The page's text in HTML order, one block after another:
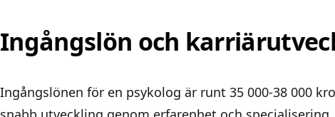
Ingångslön och
Ingångslönen för en psykolog är runt 35 000-38 000